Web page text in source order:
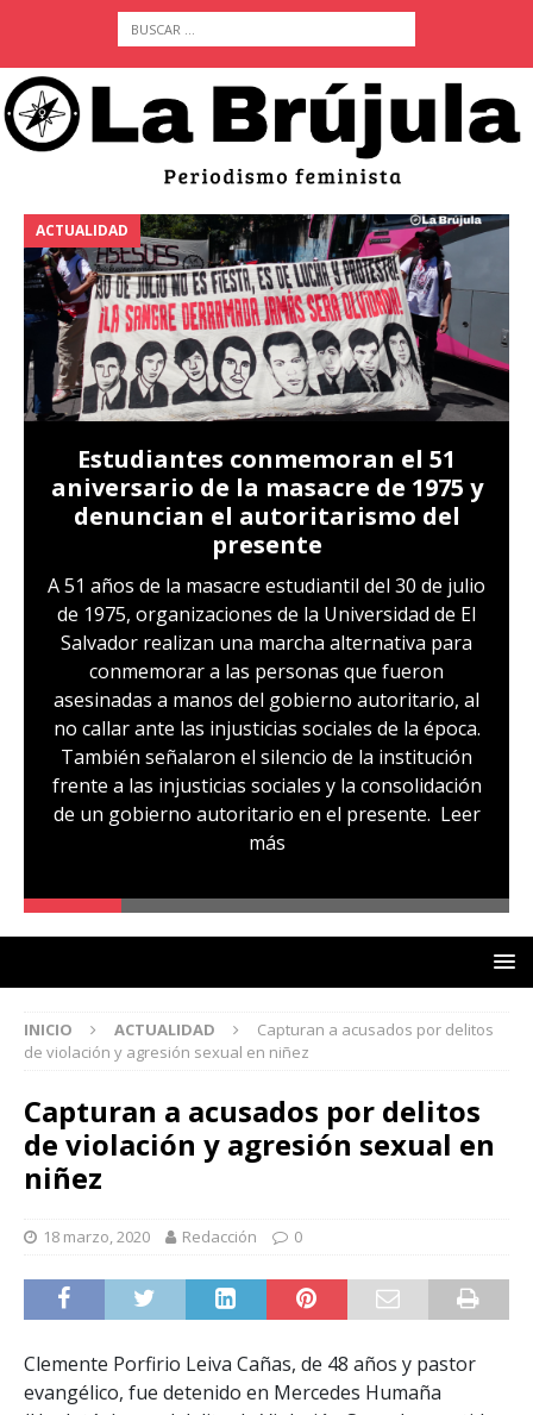
ACTUALIDAD
Estudiantes conmemoran el 51
aniversario de la masacre de 1975 y
denuncian el autoritarismo del
presente
A 51 años de la masacre estudiantil del 30 de julio
de 1975, organizaciones de la Universidad de El
Salvador realizan una marcha alternativa para
conmemorar a las personas que fueron
asesinadas a manos del gobierno autoritario, al
no callar ante las injusticias sociales de la época.
También señalaron el silencio de la institución
frente a las injusticias sociales y la consolidación
de un gobierno autoritario en el presente. Leer
más
INICIO ACTUALIDAD
Capturan a acusados por delitos
de violación y agresión sexual en niñez
Capturan a acusados por delitos
de violación y agresión sexual en
niñez
18 marzo, 2020 Redacción 0
Clemente Porfirio Leiva Cañas, de 48 años y pastor
evangélico, fue detenido en Mercedes Humaña